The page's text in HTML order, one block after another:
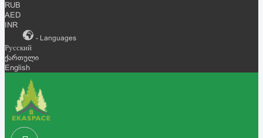
RUB
AED
INR
- Languages
Русский
ქართული
English